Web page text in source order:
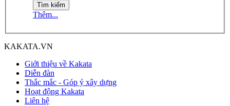
Thêm...
KAKATA.VN
Giới thiệu về Kakata
Diễn đàn
Thắc mắc - Góp ý xây dựng
Hoạt động Kakata
Liên hệ